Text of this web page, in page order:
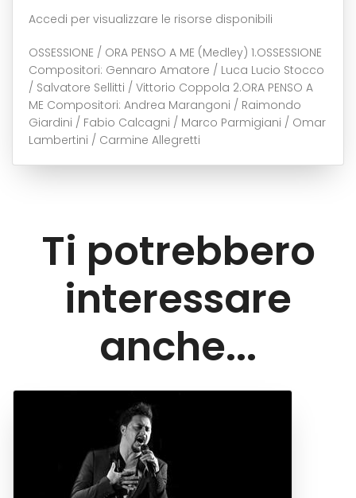
Accedi per visualizzare le risorse disponibili
OSSESSIONE / ORA PENSO A ME (Medley) 1.OSSESSIONE
Compositori: Gennaro Amatore / Luca Lucio Stocco
/ Salvatore Sellitti / Vittorio Coppola 2.ORA PENSO A
ME Compositori: Andrea Marangoni / Raimondo
Giardini / Fabio Calcagni / Marco Parmigiani / Omar
Lambertini / Carmine Allegretti
Ti potrebbero
interessare
anche...